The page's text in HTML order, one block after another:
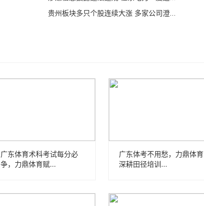
贵州板块多只个股连续大涨 多家公司澄...
广东体育术科考试每分必
争，力鼎体育赋...
广东体考不用愁，力鼎体育
深耕田径培训...